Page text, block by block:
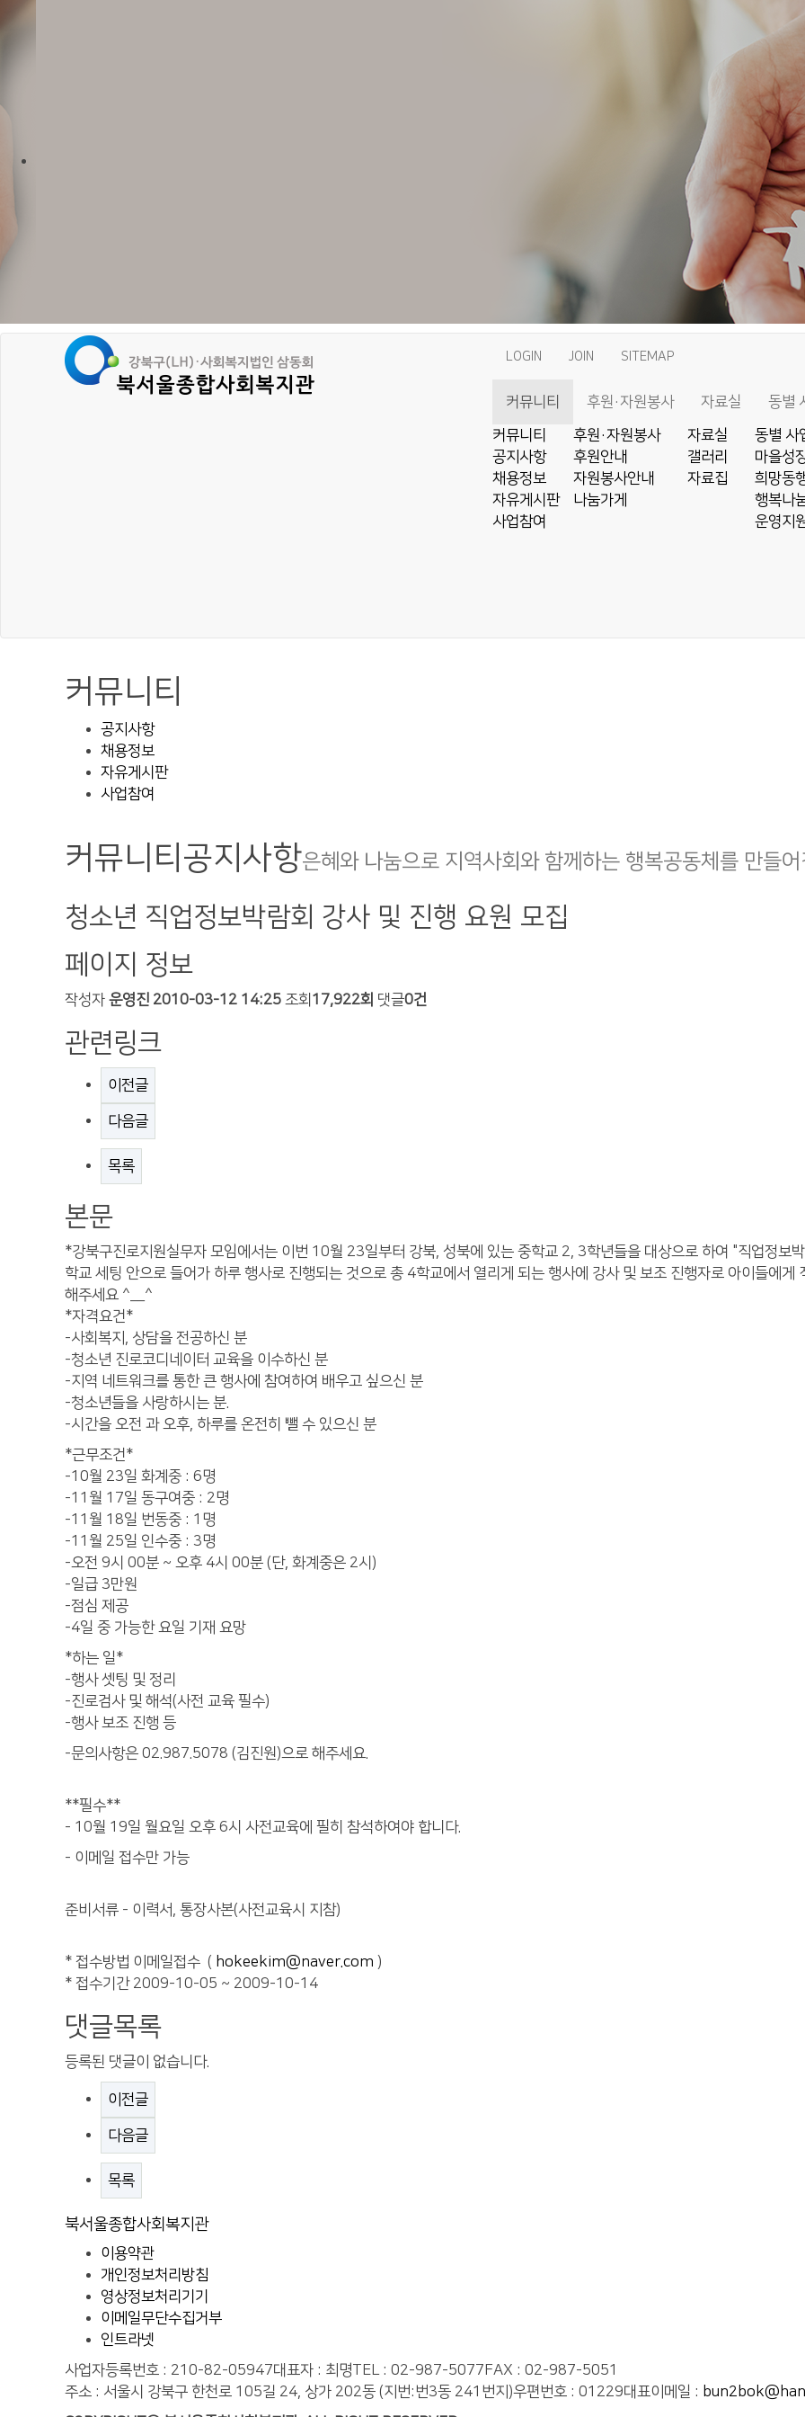
LOGIN JOIN SITEMAP
커뮤니티
커뮤니티
공지사항
채용정보
자유게시판
사업참여
후원·자원봉사
후원·자원봉사
후원안내
자원봉사안내
나눔가게
자료실
자료실
갤러리
자료집
동별
동별 사
마을성
희망동
행복나
운영지
커뮤니티
공지사항
채용정보
자유게시판
사업참여
커뮤니티 공지사항은혜와 나눔으로 지역사회와 함께하는 행복공동체를 만들
청소년 직업정보박람회 강사 및 진행 요원 모집
페이지 정보
작성자 운영진 2010-03-12 14:25 조회 17,922회 댓글0건
관련링크
이전글
다음글
목록
본문
*강북구진로지원실무자 모임에서는 이번 10월 23일부터 강북, 성북에 있는 중학교 2, 3학년들을 대상으로 하여 "직업정보
학교 세팅 안으로 들어가 하루 행사로 진행되는 것으로 총 4학교에서 열리게 되는 행사에 강사 및 보조 진행자로 아이들에
해주세요 ^__^
*자격요건*
-사회복지, 상담을 전공하신 분
-청소년 진로코디네이터 교육을 이수하신 분
-지역 네트워크를 통한 큰 행사에 참여하여 배우고 싶으신 분
-청소년들을 사랑하시는 분.
-시간을 오전 과 오후, 하루를 온전히 뺄 수 있으신 분
*근무조건*
-10월 23일 화계중 : 6명
-11월 17일 동구여중 : 2명
-11월 18일 번동중 : 1명
-11월 25일 인수중 : 3명
-오전 9시 00분 ~ 오후 4시 00분 (단, 화계중은 2시)
-일급 3만원
-점심 제공
-4일 중 가능한 요일 기재 요망
*하는 일*
-행사 셋팅 및 정리
-진로검사 및 해석(사전 교육 필수)
-행사 보조 진행 등
-문의사항은 02.987.5078 (김진원)으로 해주세요.
**필수**
- 10월 19일 월요일 오후 6시 사전교육에 필히 참석하여야 합니다.
- 이메일 접수만 가능
준비서류 - 이력서, 통장사본(사전교육시 지참)
* 접수방법 이메일접수 ( hokeekim@naver.com )
* 접수기간 2009-10-05 ~ 2009-10-14
댓글목록
등록된 댓글이 없습니다.
이전글
다음글
목록
북서울종합사회복지관
이용약관
개인정보처리방침
영상정보처리기기
이메일무단수집거부
인트라넷
사업자등록번호 : 210-82-05947대표자 : 최명TEL : 02-987-5077 FAX : 02-987-5051
주소 : 서울시 강북구 한천로 105길 24, 상가 202동 (지번:번3동 241번지)우편번호 : 01229대표이메일 :